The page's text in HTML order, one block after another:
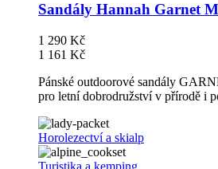
Sandály Hannah Garnet
1 290 Kč
1 161 Kč
Pánské outdoorové sandály
pro letní dobrodružství v přírodě i
Horolezectví a skialp
Turistika a kemping